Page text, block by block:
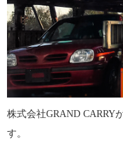
株式会社GRAND CARRY
す。